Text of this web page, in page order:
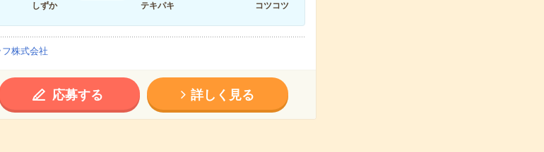
しずか
テキパキ
コツコツ
株式会社
応募する 詳しく見る